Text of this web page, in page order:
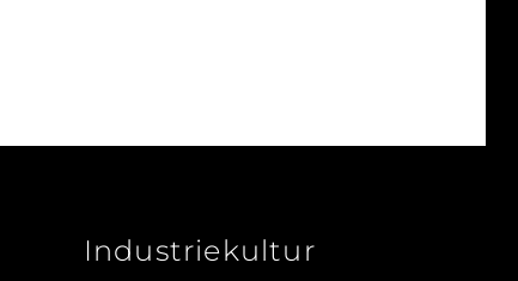
Industriekultur